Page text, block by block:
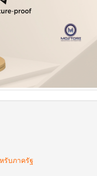
รับภาครัฐ